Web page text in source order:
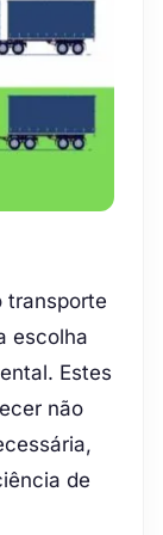
transporte
escolha
Estes
não
de